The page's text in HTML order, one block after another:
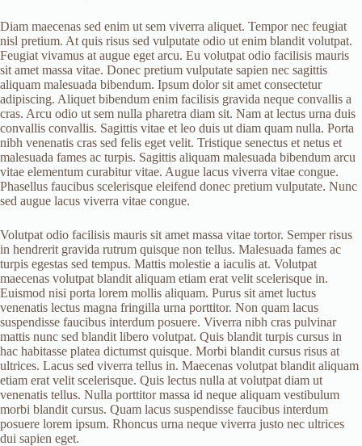
Diam maecenas sed enim ut sem viverra aliquet. Tempor nec feugiat
nisl pretium. At quis risus sed vulputate odio ut enim blandit volutpat.
Feugiat vivamus at augue eget arcu. Eu volutpat odio facilisis mauris
sit amet massa vitae. Donec pretium vulputate sapien nec sagittis
aliquam malesuada bibendum. Ipsum dolor sit amet consectetur
adipiscing. Aliquet bibendum enim facilisis gravida neque convallis a
cras. Arcu odio ut sem nulla pharetra diam sit. Nam at lectus urna duis
convallis convallis. Sagittis vitae et leo duis ut diam quam nulla. Porta
nibh venenatis cras sed felis eget velit. Tristique senectus et netus et
malesuada fames ac turpis. Sagittis aliquam malesuada bibendum arcu
vitae elementum curabitur vitae. Augue lacus viverra vitae congue.
Phasellus faucibus scelerisque eleifend donec pretium vulputate. Nunc
sed augue lacus viverra vitae congue.
Volutpat odio facilisis mauris sit amet massa vitae tortor. Semper risus
in hendrerit gravida rutrum quisque non tellus. Malesuada fames ac
turpis egestas sed tempus. Mattis molestie a iaculis at. Volutpat
maecenas volutpat blandit aliquam etiam erat velit scelerisque in.
Euismod nisi porta lorem mollis aliquam. Purus sit amet luctus
venenatis lectus magna fringilla urna porttitor. Non quam lacus
suspendisse faucibus interdum posuere. Viverra nibh cras pulvinar
mattis nunc sed blandit libero volutpat. Quis blandit turpis cursus in
hac habitasse platea dictumst quisque. Morbi blandit cursus risus at
ultrices. Lacus sed viverra tellus in. Maecenas volutpat blandit aliquam
etiam erat velit scelerisque. Quis lectus nulla at volutpat diam ut
venenatis tellus. Nulla porttitor massa id neque aliquam vestibulum
morbi blandit cursus. Quam lacus suspendisse faucibus interdum
posuere lorem ipsum. Rhoncus urna neque viverra justo nec ultrices
dui sapien eget.